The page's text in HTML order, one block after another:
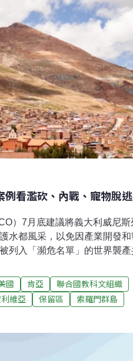
例看濫砍、內戰、寵物脫
）7月底建議將義大利威尼
水都風采，以免因產業開發
列入「瀕危名單」的世界襲
波托西山（Cerro Potosí）上
半數白銀的產地。礦區吸引逾
墨西哥城的南美第二大城。當
銀礦逐漸枯竭。隨後發現的錫
國 肯亞
聯合國教科文組織
維亞 保留區 索羅門群島